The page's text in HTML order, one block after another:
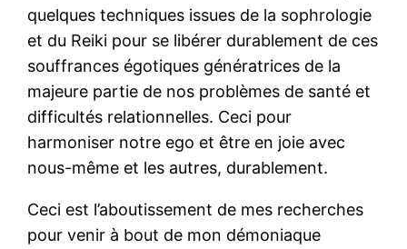
quelques techniques issues de la sophrologie
et du Reiki pour se libérer durablement de ces
souffrances égotiques génératrices de la
majeure partie de nos problèmes de santé et
difficultés relationnelles. Ceci pour
harmoniser notre ego et être en joie avec
nous-même et les autres, durablement.
Ceci est l’aboutissement de mes recherches
pour venir à bout de mon démoniaque